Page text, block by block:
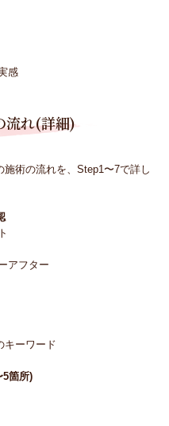
感
流れ(詳細)
術の流れを、Step1〜7で詳し
アフター
キーワード
5箇所)